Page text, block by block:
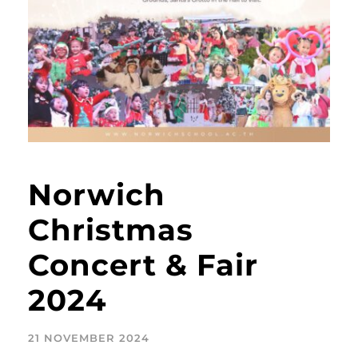
Norwich
Christmas
Concert & Fair
2024
21 NOVEMBER 2024